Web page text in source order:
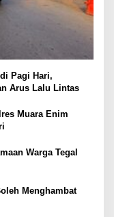
Pagi Hari,
Arus Lalu Lintas
Muara Enim
Warga Tegal
Menghambat